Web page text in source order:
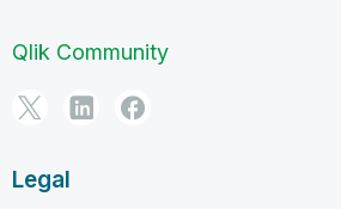
Qlik Community
Legal